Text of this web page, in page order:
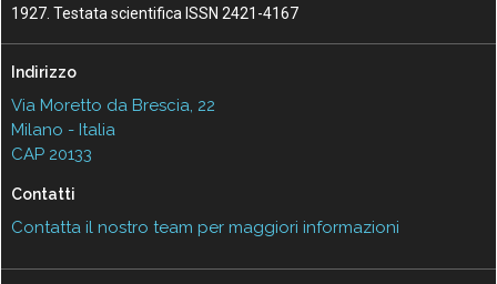
1927. Testata scientifica ISSN 2421-4167
Indirizzo
Via Moretto da Brescia, 22
Milano - Italia
CAP 20133
Contatti
Contatta il nostro team per maggiori informazioni